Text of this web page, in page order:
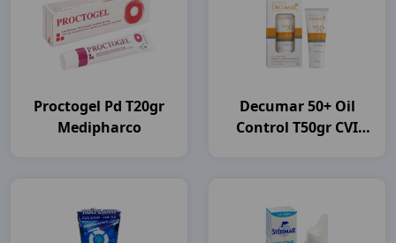
Proctogel Pd T20gr
Medipharco
Decumar 50+ Oil
Control T50gr CVI